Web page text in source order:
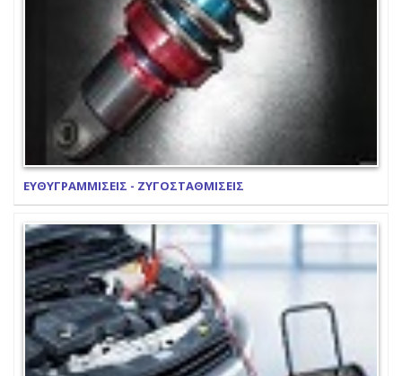
ΕΥΘΥΓΡΑΜΜΙΣΕΙΣ - ΖΥΓΟΣΤΑΘΜΙΣΕΙΣ